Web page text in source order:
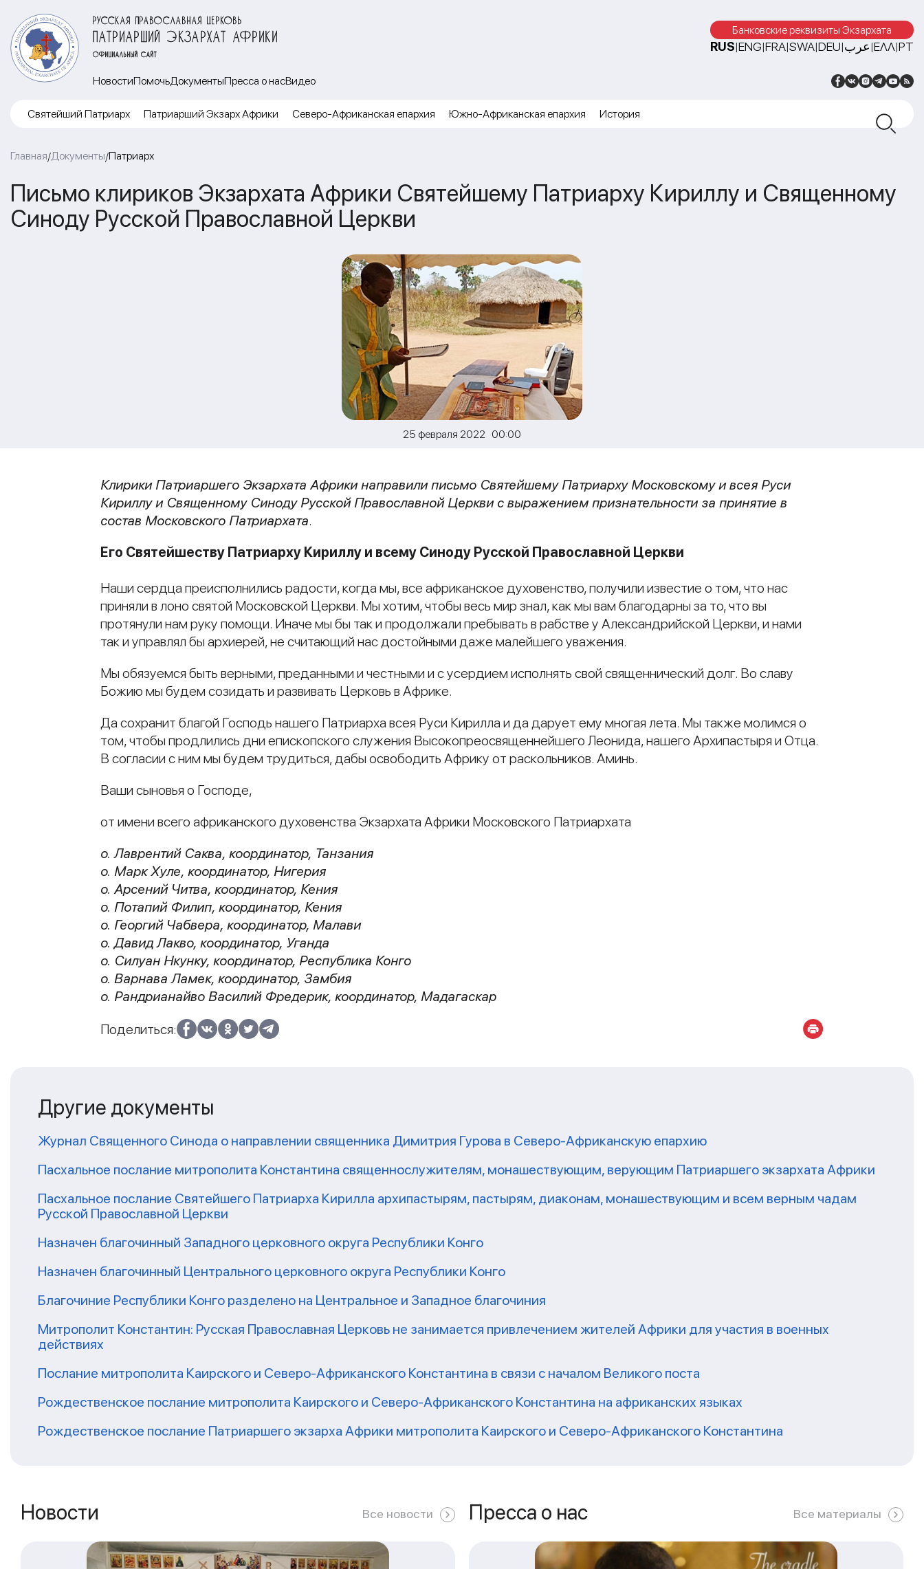
РУССКАЯ ПРАВОСЛАВНАЯ ЦЕРКОВЬ
ПАТРИАРШИЙ ЭКЗАРХАТ АФРИКИ
ОФИЦИАЛЬНЫЙ САЙТ
Банковские реквизиты Экзархата
RUS|ENG|FRA|SWA|DEU|عرب|ΕΛΛ|PT
НовостиПомочьДокументыПресса о насВидео
Cвятейший Патриарх Патриарший Экзарх Африки Северо-Африканская епархия Южно-Африканская епархия История
Главная/Документы/Патриарх
Письмо клириков Экзархата Африки Святейшему Патриарху Кириллу и Священному
Синоду Русской Православной Церкви
25 февраля 2022 00:00
Клирики Патриаршего Экзархата Африкинаправили письмо Святейшему Патриарху Московскому и всея Руси
Кириллу и Священному Синоду Русской Православной Церкви с выражением признательности за принятие в
состав Московского Патриархата.
Его Святейшеству Патриарху Кириллу и всему Синоду Русской Православной Церкви
Наши сердца преисполнились радости, когда мы, все африканское духовенство, получили известие о том, что нас
приняли в лоно святой Московской Церкви. Мы хотим, чтобы весь мир знал, как мы вам благодарны за то, что вы
протянули нам руку помощи. Иначе мы бы так и продолжали пребывать в рабстве у Александрийской Церкви, и нами
так и управлял бы архиерей, не считающий нас достойными даже малейшего уважения.
Мы обязуемся быть верными, преданными и честными и с усердием исполнять свой священнический долг. Во славу
Божию мы будем созидать и развивать Церковь в Африке.
Да сохранит благой Господь нашего Патриарха всея Руси Кирилла и да дарует ему многая лета. Мы также молимся о
том, чтобы продлились дни епископского служения Высокопреосвященнейшего Леонида, нашего Архипастыря и Отца.
В согласии с ним мы будем трудиться, дабы освободить Африку от раскольников. Аминь.
Ваши сыновья о Господе,
от имени всего африканского духовенства Экзархата Африки Московского Патриархата
о. Лаврентий Саква, координатор, Танзания
о. Марк Хуле, координатор, Нигерия
о. Арсений Читва, координатор, Кения
о. Потапий Филип, координатор, Кения
о. Георгий Чабвера, координатор, Малави
о. Давид Лакво, координатор, Уганда
о. Силуан Нкунку, координатор, Республика Конго
о. Варнава Ламек, координатор, Замбия
о. Рандрианайво Василий Фредерик, координатор, Мадагаскар
Поделиться:
Другие документы
Журнал Священного Синода о направлении священника Димитрия Гурова в Северо-Африканскую епархию
Пасхальное послание митрополита Константина священнослужителям, монашествующим, верующим Патриаршего экзархата Африки
Пасхальное послание Святейшего Патриарха Кирилла архипастырям, пастырям, диаконам, монашествующим и всем верным чадам
Русской Православной Церкви
Назначен благочинный Западного церковного округа Республики Конго
Назначен благочинный Центрального церковного округа Республики Конго
Благочиние Республики Конго разделено на Центральное и Западное благочиния
Митрополит Константин: Русская Православная Церковь не занимается привлечением жителей Африки для участия в военных
действиях
Послание митрополита Каирского и Северо-Африканского Константина в связи с началом Великого поста
Рождественское послание митрополита Каирского и Северо-Африканского Константина на африканских языках
Рождественское послание Патриаршего экзарха Африки митрополита Каирского и Северо-Африканского Константина
Новости Все новости Пресса о нас Все материалы